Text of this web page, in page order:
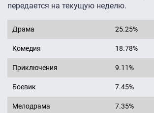
передается на текущую неделю.
Драма 25.25%
Комедия 18.78%
Приключения 9.11%
Боевик 7.45%
Мелодрама 7.35%